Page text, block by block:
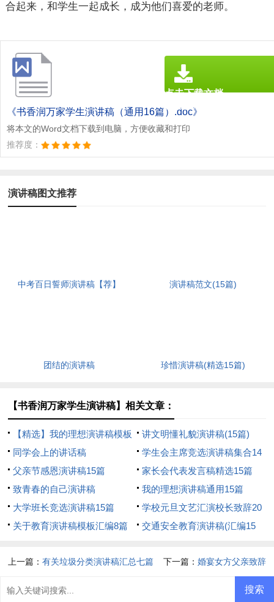
合起来，和学生一起成长，成为他们喜爱的老师。
《书香润万家学生演讲稿（通用16篇）.doc》
将本文的Word文档下载到电脑，方便收藏和打印
推荐度：
点击下载文档
文档为doc格式
演讲稿图文推荐
中考百日誓师演讲稿【荐】 演讲稿范文(15篇)
团结的演讲稿 珍惜演讲稿(精选15篇)
【书香润万家学生演讲稿】相关文章：
【精选】我的理想演讲稿模板
汇编9篇
讲文明懂礼貌演讲稿(15篇)
同学会上的讲话稿
学生会主席竞选演讲稿集合14
篇
父亲节感恩演讲稿15篇
家长会代表发言稿精选15篇
致青春的自己演讲稿
我的理想演讲稿通用15篇
大学班长竞选演讲稿15篇
学校元旦文艺汇演校长致辞20
篇
关于教育演讲稿模板汇编8篇
交通安全教育演讲稿(汇编15
上一篇：有关垃圾分类演讲稿汇总七篇 下一篇： 婚宴女方父亲致辞